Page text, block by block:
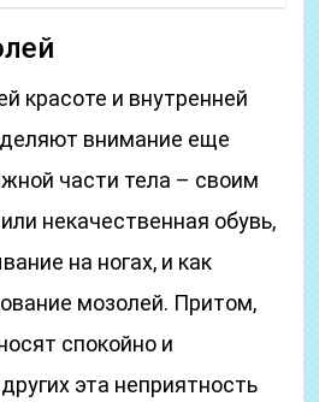
красоте и внутренней
внимание еще
части тела – своим
некачественная обувь,
на ногах, и как
мозолей. Притом,
спокойно и
эта неприятность